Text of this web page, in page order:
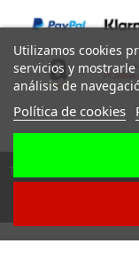
Todos los derechos
Utilizamos cookies
servicios y
análisis de
Política de cookies